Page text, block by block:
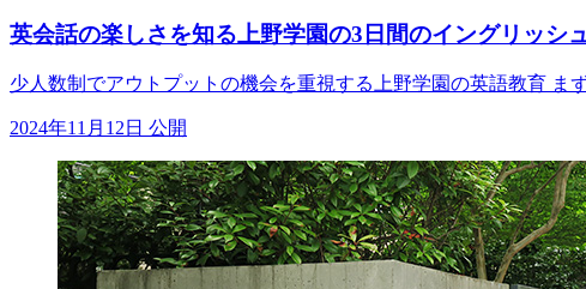
英会話の楽しさを知る上野学園の3日間のイングリッシ
少人数制でアウトプットの機会を重視する上野学園の英語教育
2024年11月12日 公開